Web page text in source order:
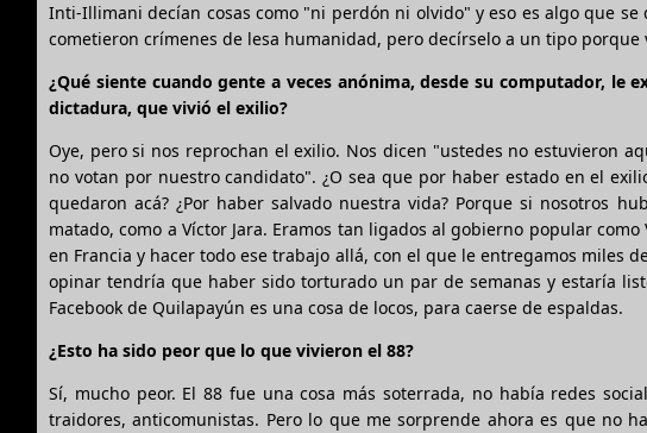
Inti-Illimani decían cosas como "ni perdón ni olvido" y eso es algo que
cometieron crímenes de lesa humanidad, pero decírselo a un tipo
¿Qué siente cuando gente a veces anónima, desde su computador, le
dictadura, que vivió el exilio?
Oye, pero si nos reprochan el exilio. Nos dicen "ustedes no estuvieron
no votan por nuestro candidato". ¿O sea que por haber estado en el
quedaron acá? ¿Por haber salvado nuestra vida? Porque si nosotros
matado, como a Víctor Jara. Eramos tan ligados al gobierno popular
en Francia y hacer todo ese trabajo allá, con el que le entregamos miles
opinar tendría que haber sido torturado un par de semanas y estaría
Facebook de Quilapayún es una cosa de locos, para caerse de espaldas.
¿Esto ha sido peor que lo que vivieron el 88?
Sí, mucho peor. El 88 fue una cosa más soterrada, no había redes
traidores, anticomunistas. Pero lo que me sorprende ahora es que no